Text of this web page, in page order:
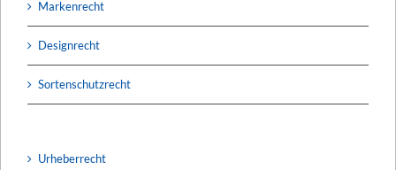
Markenrecht
Designrecht
Sortenschutzrecht
Urheberrecht